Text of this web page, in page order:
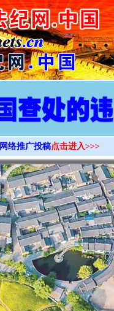
>
网络推广投稿点击进入>>>